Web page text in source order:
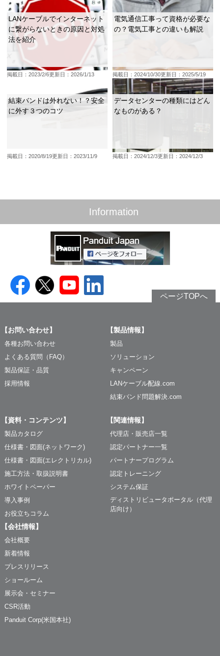
LANケーブルでインターネット
に繋がらないときの原因と対処
法を紹介
掲載日：2023/2/6更新日：2026/1/13
電気通信工事って資格が必要な
の？電気工事との違いも解説
掲載日：2024/10/30更新日：2025/5/19
結束バンドは外れない！？安全
に外す３つのコツ
掲載日：2020/8/19更新日：2023/11/9
データセンターの種類にはどん
なものがある？
掲載日：2024/12/3更新日：2024/12/3
Information
ページTOPへ
【お問い合わせ】
各種お問い合わせ
よくある質問（FAQ）
製品保証・品質
採用情報
【製品情報】
製品
ソリューション
キャンペーン
LANケーブル配線.com
結束バンド問題解決.com
【資料・コンテンツ】
製品カタログ
仕様書・図面(ネットワーク)
仕様書・図面(エレクトリカル)
施工方法・取扱説明書
ホワイトペーパー
導入事例
お役立ちコラム
【関連情報】
代理店・販売店一覧
認定パートナー一覧
パートナープログラム
認定トレーニング
システム保証
ディストリビュータポータル（代理
店向け）
【会社情報】
会社概要
新着情報
プレスリリース
ショールーム
展示会・セミナー
CSR活動
Panduit Corp(米国本社)